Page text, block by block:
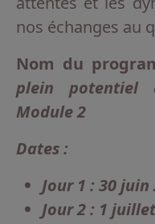
nos échanges au
Nom du
plein potentiel
Module 2
Dates :
Jour 1 : 30 juin
Jour 2 : 1